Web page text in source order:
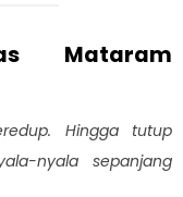
Mataram
Hingga tutup
nyala sepanjang